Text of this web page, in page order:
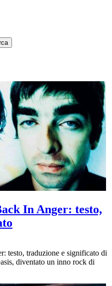
In Anger: testo,
testo, traduzione e significato di
diventato un inno rock di